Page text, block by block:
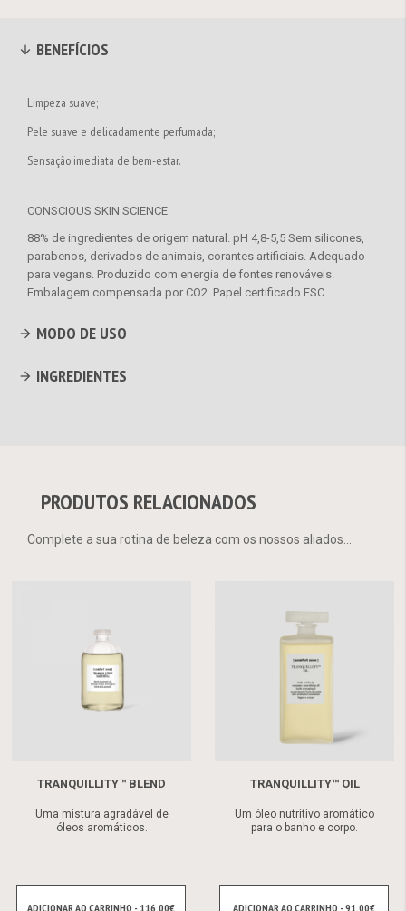
BENEFÍCIOS
Limpeza suave;
Pele suave e delicadamente perfumada;
Sensação imediata de bem-estar.
CONSCIOUS SKIN SCIENCE
88% de ingredientes de origem natural. pH 4,8-5,5 Sem silicones,
parabenos, derivados de animais, corantes artificiais. Adequado
para vegans. Produzido com energia de fontes renováveis.
Embalagem compensada por CO2. Papel certificado FSC.
MODO DE USO
INGREDIENTES
PRODUTOS RELACIONADOS
Complete a sua rotina de beleza com os nossos aliados...
TRANQUILLITY™ BLEND
Uma mistura agradável de
óleos aromáticos.
ADICIONAR AO CARRINHO - 116.00€
TRANQUILLITY™ OIL
Um óleo nutritivo aromático
para o banho e corpo.
ADICIONAR AO CARRINHO - 91.00€